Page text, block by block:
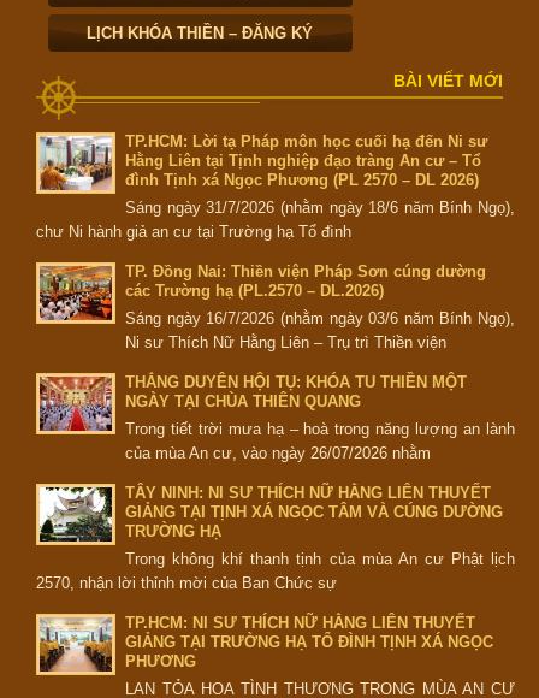
LỊCH KHÓA THIỀN – ĐĂNG KÝ
BÀI VIẾT MỚI
TP.HCM: Lời tạ Pháp môn học cuối hạ đến Ni sư
Hằng Liên tại Tịnh nghiệp đạo tràng An cư – Tổ
đình Tịnh xá Ngọc Phương (PL 2570 – DL 2026)
Sáng ngày 31/7/2026 (nhằm ngày 18/6 năm Bính Ngọ),
chư Ni hành giả an cư tại Trường hạ Tổ đình
TP. Đồng Nai: Thiền viện Pháp Sơn cúng dường
các Trường hạ (PL.2570 – DL.2026)
Sáng ngày 16/7/2026 (nhằm ngày 03/6 năm Bính Ngọ),
Ni sư Thích Nữ Hằng Liên – Trụ trì Thiền viện
THẮNG DUYÊN HỘI TỤ: KHÓA TU THIỀN MỘT
NGÀY TẠI CHÙA THIÊN QUANG
Trong tiết trời mưa hạ – hoà trong năng lượng an lành
của mùa An cư, vào ngày 26/07/2026 nhằm
TÂY NINH: NI SƯ THÍCH NỮ HẰNG LIÊN THUYẾT
GIẢNG TẠI TỊNH XÁ NGỌC TÂM VÀ CÚNG DƯỜNG
TRƯỜNG HẠ
Trong không khí thanh tịnh của mùa An cư Phật lịch
2570, nhận lời thỉnh mời của Ban Chức sự
TP.HCM: NI SƯ THÍCH NỮ HẰNG LIÊN THUYẾT
GIẢNG TẠI TRƯỜNG HẠ TỔ ĐÌNH TỊNH XÁ NGỌC
PHƯƠNG
LAN TỎA HOA TÌNH THƯƠNG TRONG MÙA AN CƯ